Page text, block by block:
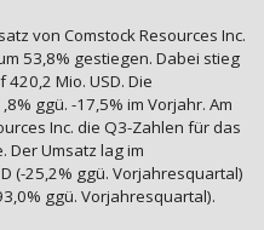
von Comstock Resources Inc.
53,8% gestiegen. Dabei stieg
Mio. USD. Die
ggü. -17,5% im Vorjahr. Am
Inc. die Q3-Zahlen für das
Der Umsatz lag im
(-25,2% ggü. Vorjahresquartal)
ggü. Vorjahresquartal).